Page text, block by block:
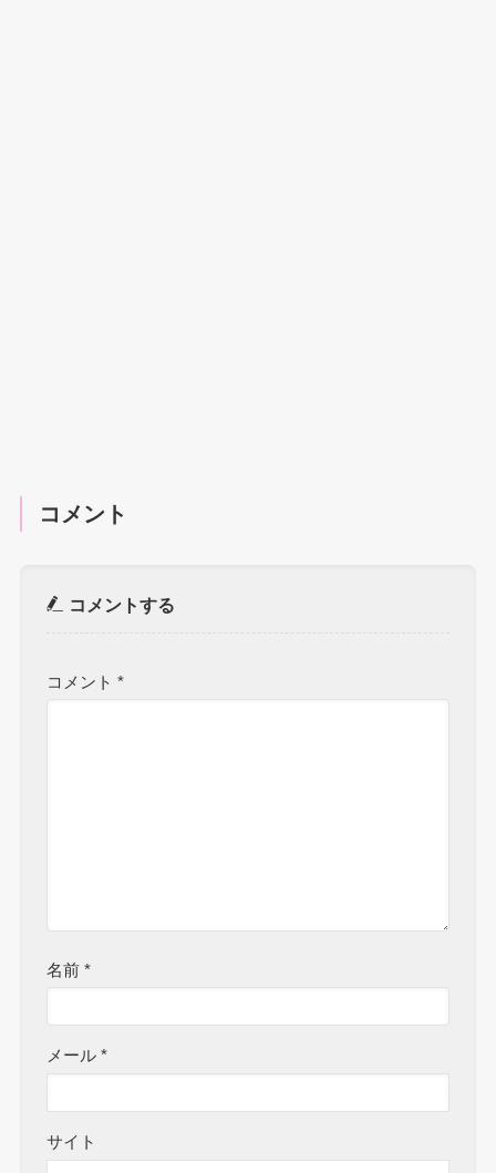
コメント
コメントする
コメント*
名前*
メール*
サイト